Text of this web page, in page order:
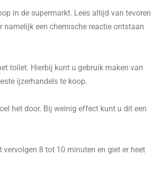
in de supermarkt. Lees altijd van tevoren
een chemische reactie ontstaan
toilet. Hierbij kunt u gebruik maken van
ijzerhandels te koop.
het door. Bij weinig effect kunt u dit een
8 tot 10 minuten en giet er heet